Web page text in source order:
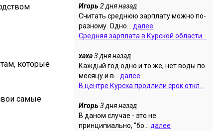
которые
самые
Игорь 2 дня назад
Считать среднюю зарплату можно по-
разному. Одно... далее
Средняя зарплата в Курской области...
хаха3 дня назад
Каждый год одно и то же, нет воды по
месяцу и в... далее
В центре Курска продлили срок откл...
Игорь 3 дня назад
В даном случае - это не
принципиально, "бо... далее